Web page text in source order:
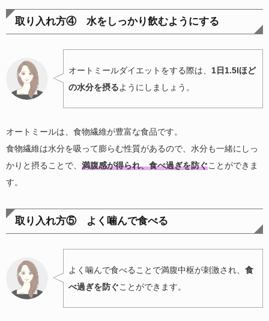
取り入れ方④ 水をしっかり飲むようにする
オートミールダイエットをする際は、 1日1.5lほど
の水分を摂るようにしましょう。
オートミールは、食物繊維が豊富な食品です。
食物繊維は水分を吸って膨らむ性質があるので、水分も一緒にしっ
かりと摂ることで、 満腹感が得られ、食べ過ぎを防ぐことができま
す。
取り入れ方⑤ よく噛んで食べる
よく噛んで食べることで満腹中枢が刺激され、 食
べ過ぎを防ぐことができます。